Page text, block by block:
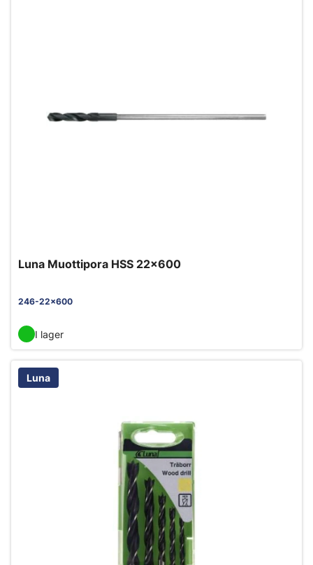
Luna Muottipora HSS 22x600
246-22x600
I lager
Luna